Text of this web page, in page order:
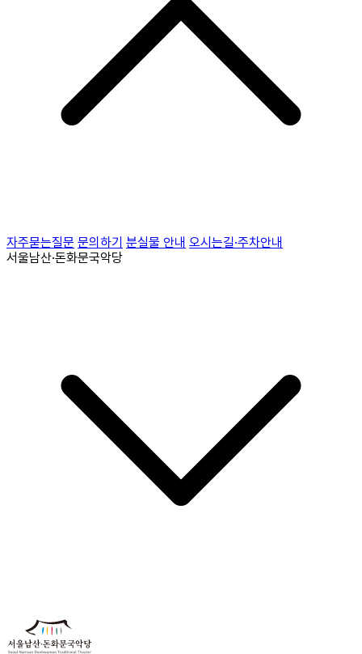
자주묻는질문 문의하기 분실물 안내 오시는길·주차안내
서울남산·돈화문국악당